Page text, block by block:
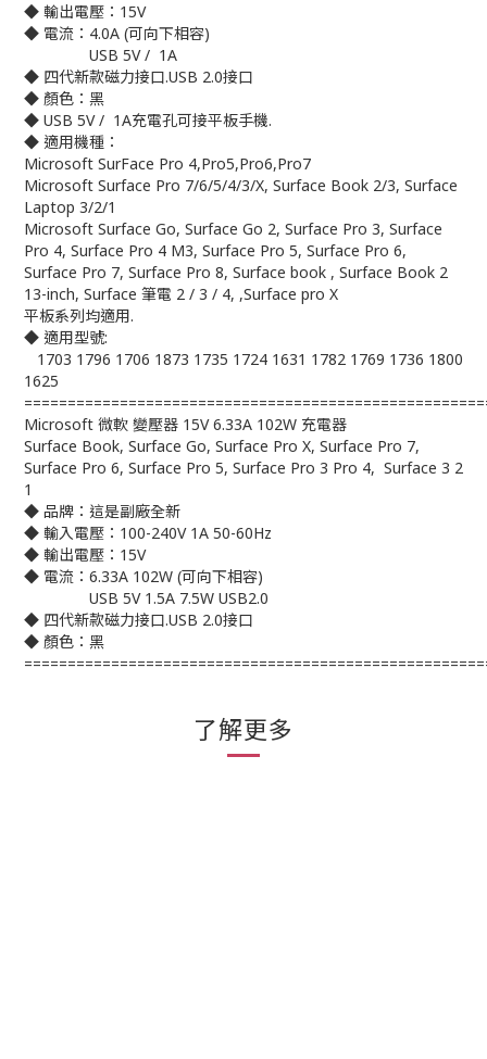
◆ 輸出電壓：15V
◆ 電流：4.0A (可向下相容)
USB 5V / 1A
◆ 四代新款磁力接口.USB 2.0接口
◆ 顏色：黑
◆ USB 5V / 1A充電孔可接平板手機.
◆ 適用機種：
Microsoft SurFace Pro 4,Pro5,Pro6,Pro7
Microsoft Surface Pro 7/6/5/4/3/X, Surface Book 2/3, Surface
Laptop 3/2/1
Microsoft Surface Go, Surface Go 2, Surface Pro 3, Surface
Pro 4, Surface Pro 4 M3, Surface Pro 5, Surface Pro 6,
Surface Pro 7, Surface Pro 8, Surface book , Surface Book 2
13-inch, Surface 筆電 2 / 3 / 4, ,Surface pro X
平板系列均適用.
◆ 適用型號:
1703 1796 1706 1873 1735 1724 1631 1782 1769 1736 1800
1625
Microsoft 微軟 變壓器 15V 6.33A 102W 充電器
Surface Book, Surface Go, Surface Pro X, Surface Pro 7,
Surface Pro 6, Surface Pro 5, Surface Pro 3 Pro 4, Surface 3 2
1
◆ 品牌：這是副廠全新
◆ 輸入電壓：100-240V 1A 50-60Hz
◆ 輸出電壓：15V
◆ 電流：6.33A 102W (可向下相容)
USB 5V 1.5A 7.5W USB2.0
◆ 四代新款磁力接口.USB 2.0接口
◆ 顏色：黑
了解更多